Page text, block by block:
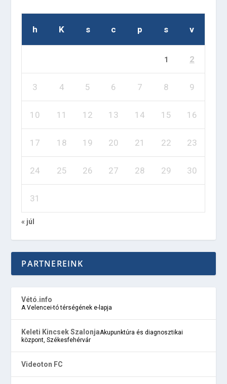
h K s c p s v
1 2
3 4 5 6 7 8 9
10 11 12 13 14 15 16
17 18 19 20 21 22 23
24 25 26 27 28 29 30
31
« júl
PARTNEREINK
Vétó.info
A Velencei-tó térségének e-lapja
Keleti Kincsek SzalonjaAkupunktúra és diagnosztikai
központ, Székesfehérvár
Videoton FC